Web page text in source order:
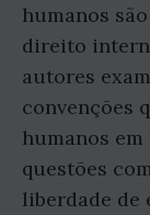
humanos
direito
autores
convenções
humanos
questões
liberdade de